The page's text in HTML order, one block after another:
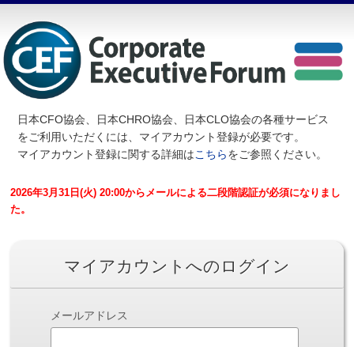
日本CFO協会、日本CHRO協会、日本CLO協会の各種サービス
をご利用いただくには、マイアカウント登録が必要です。
マイアカウント登録に関する詳細はこちらをご参照ください。
2026年3月31日(火) 20:00からメールによる二段階認証が必須になりまし
た。
マイアカウントへのログイン
メールアドレス